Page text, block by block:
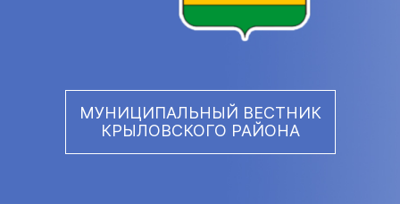
МУНИЦИПАЛЬНЫЙ ВЕСТНИК
КРЫЛОВСКОГО РАЙОНА